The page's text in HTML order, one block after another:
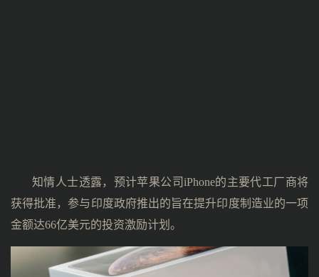
知情人士透露，预计苹果公司iPhone的主要代工厂商将
获得批准，参与印度政府推出的旨在提升印度制造业的一项
金额达66亿美元的投资激励计划。